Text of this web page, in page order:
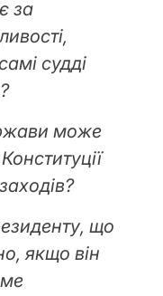
за
судді
може
що
якщо він